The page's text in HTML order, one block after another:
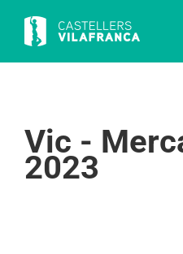
content
Vic -
2023